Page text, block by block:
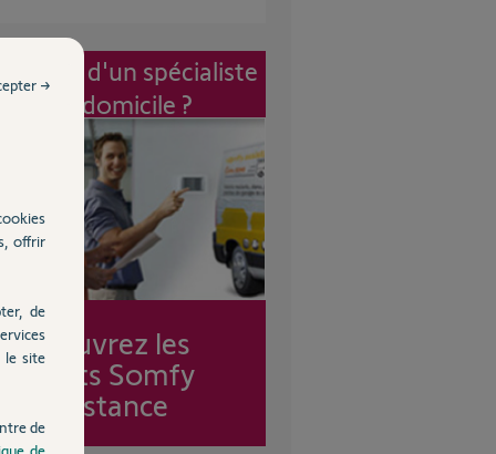
d'un spécialiste
à mon domicile ?
Découvrez les
forfaits Somfy
Assistance
offrir
de
le site
de
de
→